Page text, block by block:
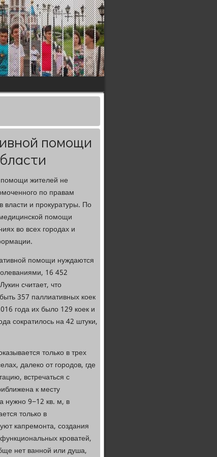
помощи
жителей не
по правам
власти и прокуратуры. По
помощи
во всех городах и
помощи нуждаются
16 452
считает, что
357 паллиативных коек
года их было 129 коек и
сократилось на 42 штуки,
только в трех
далеко от городов, где
встречаться с
к месту
нужно 9−12 кв. м, в
только в
капремонта, создания
кроватей,
нет ванной или душа,